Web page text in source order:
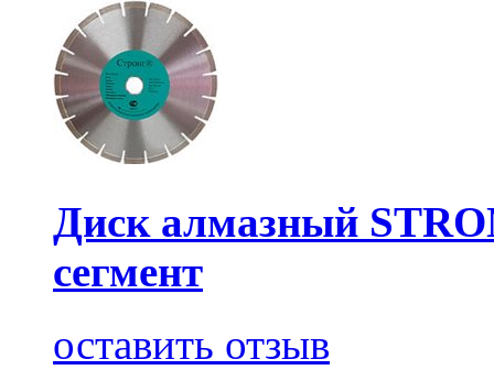
Диск алмазный
сегмент
оставить отзыв